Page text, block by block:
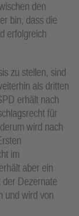
den
bin, dass die
erfolgreich
zu stellen, sind
als dritten
erhält nach
für
wird nach
im
aber ein
der Dezernate
und wird von